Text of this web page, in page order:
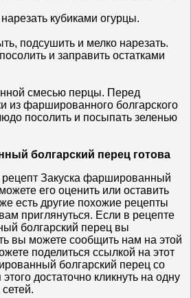
кубиками огурцы.
подсушить и мелко нарезать.
и заправить остатками
смесью перцы. Перед
из фаршированного болгарского
посолить и посыпать зеленью
болгарский перец готова
Закуска фаршированный
его оценить или оставить
есть другие похожие рецепты
приглянуться. Если в рецепте
болгарский перец вы
вы можете сообщить нам на этой
поделиться ссылкой на этот
болгарский перец со
достаточно кликнуть на одну